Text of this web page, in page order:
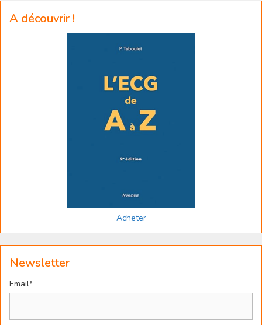
A découvrir !
Acheter
Newsletter
Email*